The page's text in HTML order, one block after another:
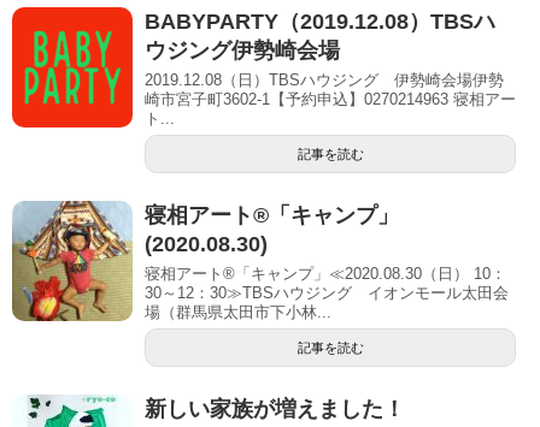
BABYPARTY（2019.12.08）TBSハ
ウジング伊勢崎会場
2019.12.08（日）TBSハウジング 伊勢崎会場伊勢
崎市宮子町3602-1【予約申込】0270214963 寝相アー
ト...
記事を読む
寝相アート®「キャンプ」
(2020.08.30)
寝相アート®「キャンプ」≪2020.08.30（日） 10：
30～12：30≫TBSハウジング イオンモール太田会
場（群馬県太田市下小林...
記事を読む
新しい家族が増えました！